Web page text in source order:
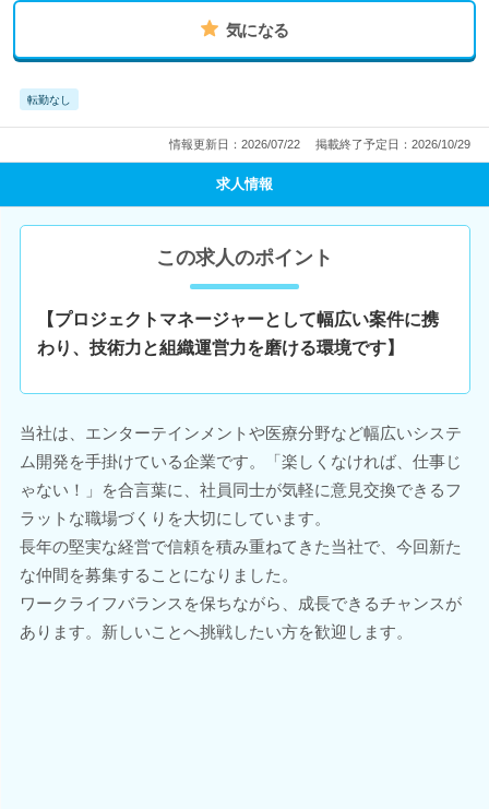
気になる
転勤なし
情報更新日：2026/07/22 掲載終了予定日：2026/10/29
求人情報
この求人のポイント
【プロジェクトマネージャーとして幅広い案件に携
わり、技術力と組織運営力を磨ける環境です】
当社は、エンターテインメントや医療分野など幅広いシステ
ム開発を手掛けている企業です。「楽しくなければ、仕事じ
ゃない！」を合言葉に、社員同士が気軽に意見交換できるフ
ラットな職場づくりを大切にしています。
長年の堅実な経営で信頼を積み重ねてきた当社で、今回新た
な仲間を募集することになりました。
ワークライフバランスを保ちながら、成長できるチャンスが
あります。新しいことへ挑戦したい方を歓迎します。